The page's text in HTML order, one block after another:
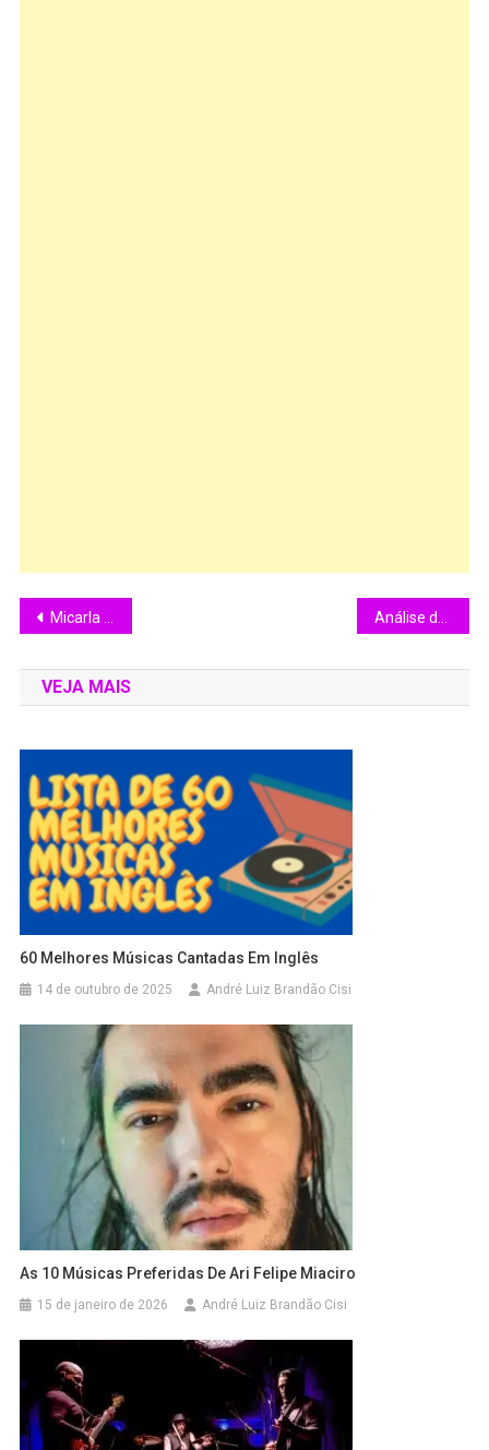
Micarla brilha no Carnaval de 2026 com o projeto “Micarleta”
VEJA MAIS
60 Melhores Músicas Cantadas Em Inglês
14 de outubro de 2025 André Luiz Brandão Cisi
As 10 Músicas Preferidas De Ari Felipe Miaciro
15 de janeiro de 2026 André Luiz Brandão Cisi